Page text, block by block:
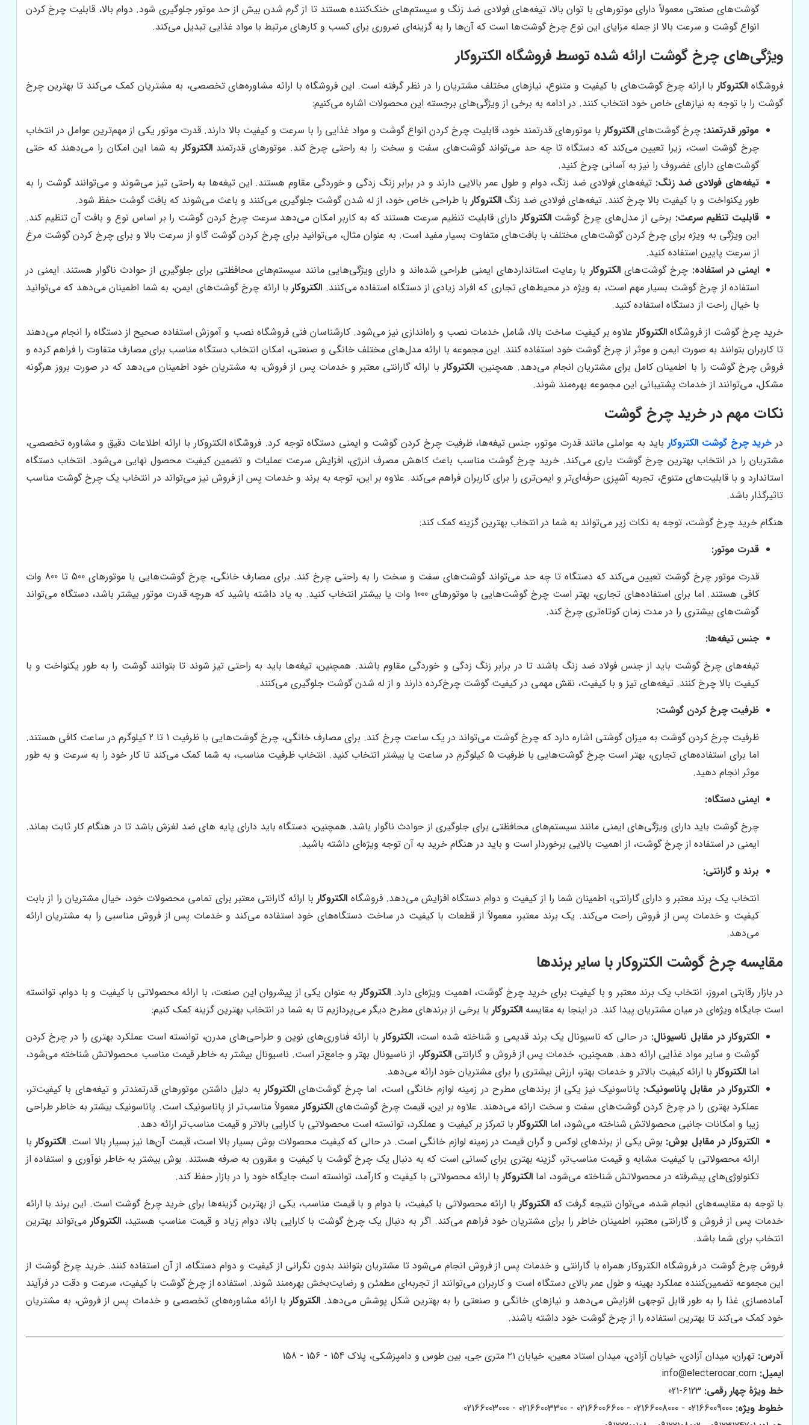
گوشت‌های صنعتی معمولاً دارای موتورهای با توان بالا، تیغه‌های فولادی ضد زنگ و سیستم‌های خنک‌کننده هستند تا از گرم شدن بیش از حد موتور جلوگیری شود. دوام بالا، قابلیت چرخ کردن
انواع گوشت و سرعت بالا از جمله مزایای این نوع چرخ گوشت‌ها است که آن‌ها را به گزینه‌ای ضروری برای کسب و کارهای مرتبط با مواد غذایی تبدیل می‌کند.
ویژگی‌های چرخ گوشت ارائه شده توسط فروشگاه الکتروکار
فروشگاه الکتروکار با ارائه چرخ گوشت‌های با کیفیت و متنوع، نیازهای مختلف مشتریان را در نظر گرفته است. این فروشگاه با ارائه مشاوره‌های تخصصی، به مشتریان کمک می‌کند تا بهترین چرخ
گوشت را با توجه به نیازهای خاص خود انتخاب کنند. در ادامه به برخی از ویژگی‌های برجسته این محصولات اشاره می‌کنیم:
موتور قدرتمند: چرخ گوشت‌های الکتروکار با موتورهای قدرتمند خود، قابلیت چرخ کردن انواع گوشت و مواد غذایی را با سرعت و کیفیت بالا دارند. قدرت موتور یکی از مهم‌ترین عوامل در انتخاب
چرخ گوشت است، زیرا تعیین می‌کند که دستگاه تا چه حد می‌تواند گوشت‌های سفت و سخت را به راحتی چرخ کند. موتورهای قدرتمندالکتروکار به شما این امکان را می‌دهند که حتی
گوشت‌های دارای غضروف را نیز به آسانی چرخ کنید.
تیغه‌های فولادی ضد زنگ: تیغه‌های فولادی ضد زنگ، دوام و طول عمر بالایی دارند و در برابر زنگ زدگی و خوردگی مقاوم هستند. این تیغه‌ها به راحتی تیز می‌شوند و می‌توانند گوشت را به
طور یکنواخت و با کیفیت بالا چرخ کنند. تیغه‌های فولادی ضد زنگ الکتروکار با طراحی خاص خود، از له شدن گوشت جلوگیری می‌کنند و باعث می‌شوند که بافت گوشت حفظ شود.
قابلیت تنظیم سرعت: برخی از مدل‌های چرخ گوشتالکتروکار دارای قابلیت تنظیم سرعت هستند که به کاربر امکان می‌دهد سرعت چرخ کردن گوشت را بر اساس نوع و بافت آن تنظیم کند.
این ویژگی به ویژه برای چرخ کردن گوشت‌های مختلف با بافت‌های متفاوت بسیار مفید است. به عنوان مثال، می‌توانید برای چرخ کردن گوشت گاو از سرعت بالا و برای چرخ کردن گوشت مرغ
از سرعت پایین استفاده کنید.
ایمنی در استفاده: چرخ گوشت‌هایالکتروکار با رعایت استانداردهای ایمنی طراحی شده‌اند و دارای ویژگی‌هایی مانند سیستم‌های محافظتی برای جلوگیری از حوادث ناگوار هستند. ایمنی در
استفاده از چرخ گوشت بسیار مهم است، به ویژه در محیط‌های تجاری که افراد زیادی از دستگاه استفاده می‌کنند. الکتروکار با ارائه چرخ گوشت‌های ایمن، به شما اطمینان می‌دهد که می‌توانید
با خیال راحت از دستگاه استفاده کنید.
خرید چرخ گوشت از فروشگاهالکتروکار علاوه بر کیفیت ساخت بالا، شامل خدمات نصب و راه‌اندازی نیز می‌شود. کارشناسان فنی فروشگاه نصب و آموزش استفاده صحیح از دستگاه را انجام می‌دهند
تا کاربران بتوانند به صورت ایمن و موثر از چرخ گوشت خود استفاده کنند. این مجموعه با ارائه مدل‌های مختلف خانگی و صنعتی، امکان انتخاب دستگاه مناسب برای مصارف متفاوت را فراهم کرده و
فروش چرخ گوشت را با اطمینان کامل برای مشتریان انجام می‌دهد. همچنین، الکتروکار با ارائه گارانتی معتبر و خدمات پس از فروش، به مشتریان خود اطمینان می‌دهد که در صورت بروز هرگونه
مشکل، می‌توانند از خدمات پشتیبانی این مجموعه بهره‌مند شوند.
نکات مهم در خرید چرخ گوشت
در خرید چرخ گوشت الکتروکار باید به عواملی مانند قدرت موتور، جنس تیغه‌ها، ظرفیت چرخ کردن گوشت و ایمنی دستگاه توجه کرد. فروشگاه الکتروکار با ارائه اطلاعات دقیق و مشاوره تخصصی،
مشتریان را در انتخاب بهترین چرخ گوشت یاری می‌کند. خرید چرخ گوشت مناسب باعث کاهش مصرف انرژی، افزایش سرعت عملیات و تضمین کیفیت محصول نهایی می‌شود. انتخاب دستگاه
استاندارد و با قابلیت‌های متنوع، تجربه آشپزی حرفه‌ای‌تر و ایمن‌تری را برای کاربران فراهم می‌کند. علاوه بر این، توجه به برند و خدمات پس از فروش نیز می‌تواند در انتخاب یک چرخ گوشت مناسب
تاثیرگذار باشد.
هنگام خرید چرخ گوشت، توجه به نکات زیر می‌تواند به شما در انتخاب بهترین گزینه کمک کند:
قدرت موتور:
قدرت موتور چرخ گوشت تعیین می‌کند که دستگاه تا چه حد می‌تواند گوشت‌های سفت و سخت را به راحتی چرخ کند. برای مصارف خانگی، چرخ گوشت‌هایی با موتورهای 500 تا 800 وات
کافی هستند. اما برای استفاده‌های تجاری، بهتر است چرخ گوشت‌هایی با موتورهای 1000 وات یا بیشتر انتخاب کنید. به یاد داشته باشید که هرچه قدرت موتور بیشتر باشد، دستگاه می‌تواند
گوشت‌های بیشتری را در مدت زمان کوتاه‌تری چرخ کند.
جنس تیغه‌ها:
تیغه‌های چرخ گوشت باید از جنس فولاد ضد زنگ باشند تا در برابر زنگ زدگی و خوردگی مقاوم باشند. همچنین، تیغه‌ها باید به راحتی تیز شوند تا بتوانند گوشت را به طور یکنواخت و با
کیفیت بالا چرخ کنند. تیغه‌های تیز و با کیفیت، نقش مهمی در کیفیت گوشت چرخ‌کرده دارند و از له شدن گوشت جلوگیری می‌کنند.
ظرفیت چرخ کردن گوشت:
ظرفیت چرخ کردن گوشت به میزان گوشتی اشاره دارد که چرخ گوشت می‌تواند در یک ساعت چرخ کند. برای مصارف خانگی، چرخ گوشت‌هایی با ظرفیت 1 تا 2 کیلوگرم در ساعت کافی هستند.
اما برای استفاده‌های تجاری، بهتر است چرخ گوشت‌هایی با ظرفیت 5 کیلوگرم در ساعت یا بیشتر انتخاب کنید. انتخاب ظرفیت مناسب، به شما کمک می‌کند تا کار خود را به سرعت و به طور
موثر انجام دهید.
ایمنی دستگاه:
چرخ گوشت باید دارای ویژگی‌های ایمنی مانند سیستم‌های محافظتی برای جلوگیری از حوادث ناگوار باشد. همچنین، دستگاه باید دارای پایه های ضد لغزش باشد تا در هنگام کار ثابت بماند.
ایمنی در استفاده از چرخ گوشت، از اهمیت بالایی برخوردار است و باید در هنگام خرید به آن توجه ویژه‌ای داشته باشید.
برند و گارانتی:
انتخاب یک برند معتبر و دارای گارانتی، اطمینان شما را از کیفیت و دوام دستگاه افزایش می‌دهد. فروشگاه الکتروکاربا ارائه گارانتی معتبر برای تمامی محصولات خود، خیال مشتریان را از بابت
کیفیت و خدمات پس از فروش راحت می‌کند. یک برند معتبر، معمولاً از قطعات با کیفیت در ساخت دستگاه‌های خود استفاده می‌کند و خدمات پس از فروش مناسبی را به مشتریان ارائه
می‌دهد.
مقایسه چرخ گوشت الکتروکار با سایر برندها
در بازار رقابتی امروز، انتخاب یک برند معتبر و با کیفیت برای خرید چرخ گوشت، اهمیت ویژه‌ای دارد.الکتروکار به عنوان یکی از پیشروان این صنعت، با ارائه محصولاتی با کیفیت و با دوام، توانسته
است جایگاه ویژه‌ای در میان مشتریان پیدا کند. در اینجا به مقایسه الکتروکاربا برخی از برندهای مطرح دیگر می‌پردازیم تا به شما در انتخاب بهترین گزینه کمک کنیم:
الکتروکار در مقابل ناسیونال: در حالی که ناسیونال یک برند قدیمی و شناخته شده است، الکتروکار با ارائه فناوری‌های نوین و طراحی‌های مدرن، توانسته است عملکرد بهتری را در چرخ کردن
گوشت و سایر مواد غذایی ارائه دهد. همچنین، خدمات پس از فروش و گارانتی الکتروکار، از ناسیونال بهتر و جامع‌تر است. ناسیونال بیشتر به خاطر قیمت مناسب محصولاتش شناخته می‌شود،
اما الکتروکاربا ارائه کیفیت بالاتر و خدمات بهتر، ارزش بیشتری را برای مشتریان خود ارائه می‌دهد.
الکتروکار در مقابل پاناسونیک: پاناسونیک نیز یکی از برندهای مطرح در زمینه لوازم خانگی است، اما چرخ گوشت‌هایالکتروکار به دلیل داشتن موتورهای قدرتمندتر و تیغه‌های با کیفیت‌تر،
عملکرد بهتری را در چرخ کردن گوشت‌های سفت و سخت ارائه می‌دهند. علاوه بر این، قیمت چرخ گوشت‌هایالکتروکار معمولاً مناسب‌تر از پاناسونیک است. پاناسونیک بیشتر به خاطر طراحی
زیبا و امکانات جانبی محصولاتش شناخته می‌شود، اما الکتروکاربا تمرکز بر کیفیت و عملکرد، توانسته است محصولاتی با کارایی بالاتر و قیمت مناسب‌تر ارائه دهد.
الکتروکار در مقابل بوش: بوش یکی از برندهای لوکس و گران قیمت در زمینه لوازم خانگی است. در حالی که کیفیت محصولات بوش بسیار بالا است، قیمت آن‌ها نیز بسیار بالا است. الکتروکاربا
ارائه محصولاتی با کیفیت مشابه و قیمت مناسب‌تر، گزینه بهتری برای کسانی است که به دنبال یک چرخ گوشت با کیفیت و مقرون به صرفه هستند. بوش بیشتر به خاطر نوآوری و استفاده از
تکنولوژی‌های پیشرفته در محصولاتش شناخته می‌شود، اما الکتروکاربا ارائه محصولاتی با کیفیت و کارآمد، توانسته است جایگاه خود را در بازار حفظ کند.
با توجه به مقایسه‌های انجام شده، می‌توان نتیجه گرفت که الکتروکاربا ارائه محصولاتی با کیفیت، با دوام و با قیمت مناسب، یکی از بهترین گزینه‌ها برای خرید چرخ گوشت است. این برند با ارائه
خدمات پس از فروش و گارانتی معتبر، اطمینان خاطر را برای مشتریان خود فراهم می‌کند. اگر به دنبال یک چرخ گوشت با کارایی بالا، دوام زیاد و قیمت مناسب هستید،الکتروکار می‌تواند بهترین
انتخاب برای شما باشد.
فروش چرخ گوشت در فروشگاه الکتروکار همراه با گارانتی و خدمات پس از فروش انجام می‌شود تا مشتریان بتوانند بدون نگرانی از کیفیت و دوام دستگاه، از آن استفاده کنند. خرید چرخ گوشت از
این مجموعه تضمین‌کننده عملکرد بهینه و طول عمر بالای دستگاه است و کاربران می‌توانند از تجربه‌ای مطمئن و رضایت‌بخش بهره‌مند شوند. استفاده از چرخ گوشت با کیفیت، سرعت و دقت در فرآیند
آماده‌سازی غذا را به طور قابل توجهی افزایش می‌دهد و نیازهای خانگی و صنعتی را به بهترین شکل پوشش می‌دهد.الکتروکار با ارائه مشاوره‌های تخصصی و خدمات پس از فروش، به مشتریان
خود کمک می‌کند تا بهترین استفاده را از چرخ گوشت خود داشته باشند.
آدرس: تهران، میدان آزادی، خیابان آزادی، میدان استاد معین، خیابان ۲۱ متری جی، بین طوس و دامپزشکی، پلاک 154 - 156 - 158
ایمیل:
خط ویژۀ چهار رقمی:
خطوط ویژه: